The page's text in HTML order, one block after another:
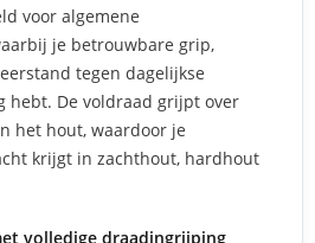
voor algemene
je betrouwbare grip,
tegen dagelijkse
hebt. De voldraad grijpt over
het hout, waardoor je
krijgt in zachthout, hardhout
volledige draadin­grijping